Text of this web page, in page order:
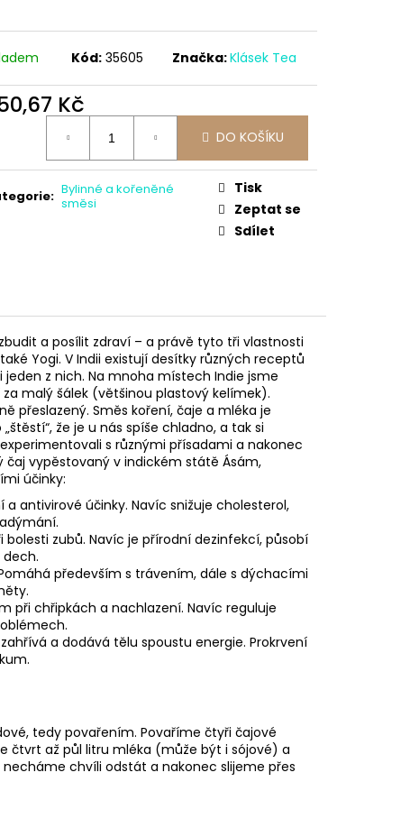
Kód: 35605 Značka:Klásek Tea
Kč
DO KOŠÍKU
: Bylinné a kořeněné
směsi
Tisk
Zeptat se
Sdílet
a posílit zdraví – a právě tyto tři vlastnosti
Yogi. V Indii existují desítky různých receptů
z nich. Na mnoha místech Indie jsme
malý šálek (většinou plastový kelímek).
přeslazený. Směs koření, čaje a mléka je
že je u nás spíše chladno, a tak si
s různými přísadami a nakonec
čaj vypěstovaný v indickém státě Ásám,
účinky:
antivirové účinky. Navíc snižuje cholesterol,
zubů. Navíc je přírodní dezinfekcí, působí
především s trávením, dále s dýchacími
při chřipkách a nachlazení. Navíc reguluje
a dodává tělu spoustu energie. Prokrvení
tedy povařením. Povaříme čtyři čajové
čtvrt až půl litru mléka (může být i sójové) a
chvíli odstát a nakonec slijeme přes